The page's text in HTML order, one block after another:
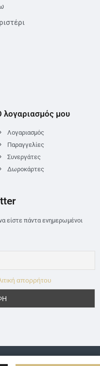
λογαριασμός μου
Λογαριασμός
Παραγγελίες
Συνεργάτες
Δωροκάρτες
είστε πάντα ενημερωμένοι
απορρήτου